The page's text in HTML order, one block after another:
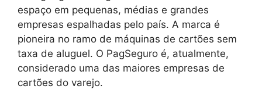
espaço em pequenas, médias e grandes
empresas espalhadas pelo país. A marca é
pioneira no ramo de máquinas de cartões sem
taxa de aluguel. O PagSeguro é, atualmente,
considerado uma das maiores empresas de
cartões do varejo.